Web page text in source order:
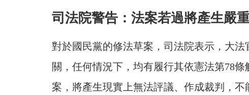
司法院警告：法案若過將產生嚴
對於國民黨的修法草案，司法院表示，大
關，任何情況下，均有履行其依憲法第78
案，將產生現實上無法評議、作成裁判，